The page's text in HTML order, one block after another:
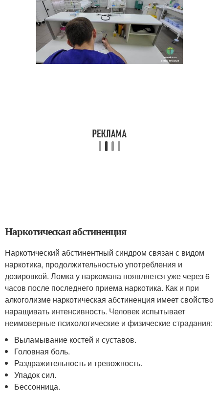
Наркотическая абстиненция
Наркотический абстинентный синдром связан с видом
наркотика, продолжительностью употребления и
дозировкой. Ломка у наркомана появляется уже через 6
часов после последнего приема наркотика. Как и при
алкоголизме наркотическая абстиненция имеет свойство
наращивать интенсивность. Человек испытывает
неимоверные психологические и физические страдания:
Выламывание костей и суставов.
Головная боль.
Раздражительность и тревожность.
Упадок сил.
Бессонница.